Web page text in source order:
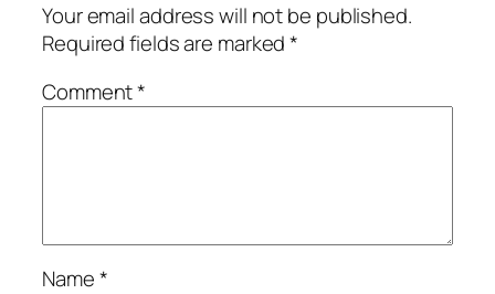
Your email address will not be published.
Required fields are marked*
Comment*
Name*